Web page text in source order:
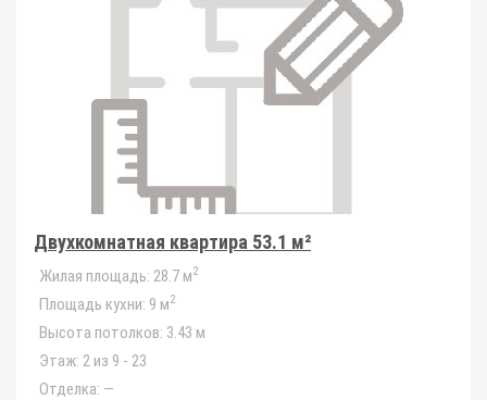
Двухкомнатная квартира 53.1 м²
Жилая площадь: 28.7 м2
Площадь кухни: 9 м2
Высота потолков: 3.43 м
Этаж: 2 из 9 - 23
Отделка: —